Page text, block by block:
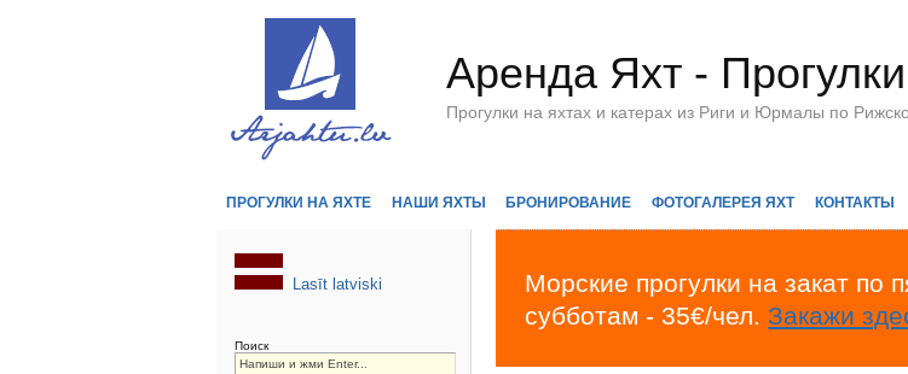
Аренда Яхт -
Прогулки на яхтах и катерах из Риги и Юрмалы по
ПРОГУЛКИ НА ЯХТЕ НАШИ ЯХТЫ БРОНИРОВАНИЕ ФОТОГАЛЕРЕЯ ЯХТ КОНТАКТЫ
Морские прогулки на закат по
субботам - 35€/чел. Закажи
Lasīt latviski
Поиск